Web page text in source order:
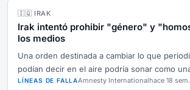
🇮🇶 IRAK
Irak intentó prohibir "género" y
los medios
Una orden destinada a cambiar lo que
podían decir en el aire podría sonar como
LÍNEAS DE FALLAAmnesty Internationalhace 18 sem.